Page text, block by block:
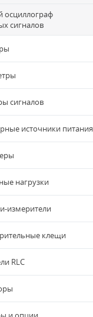
осциллограф
сигналов
сигналов
источники питания
нагрузки
измерители
клещи
RLC